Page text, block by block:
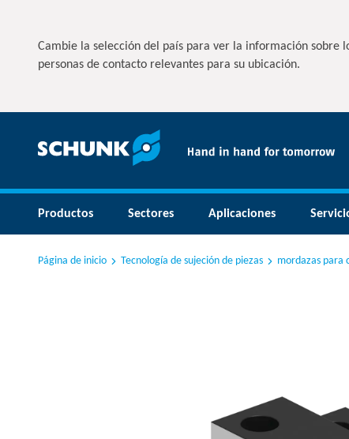
Cambie la selección del país para ver la información sobre
personas de contacto relevantes para su ubicación.
Productos Sectores Aplicaciones
Página de inicio Tecnología de sujeción de piezas mordazas para